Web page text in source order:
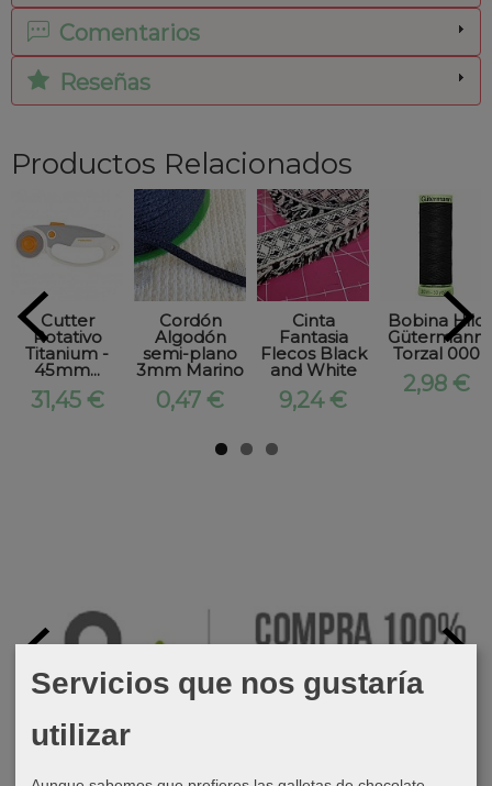
Comentarios
Reseñas
Productos Relacionados
Cutter
Rotativo
Titanium -
45mm...
31,45 €
Cordón
Algodón
semi-plano
3mm Marino
0,47 €
Cinta
Fantasia
Flecos Black
and White
9,24 €
Bobina Hilo
Gütermann
Torzal 000
2,98 €
Servicios que nos gustaría
utilizar